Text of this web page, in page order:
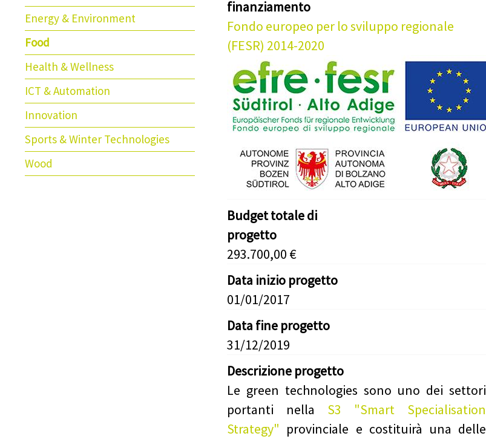
Energy & Environment
Food
Health & Wellness
ICT & Automation
Innovation
Sports & Winter Technologies
Wood
finanziamento
Fondo europeo per lo sviluppo regionale
(FESR) 2014-2020
Budget totale di
progetto
293.700,00 €
Data inizio progetto
01/01/2017
Data fine progetto
31/12/2019
Descrizione progetto
Le green technologies sono uno dei settori
portanti nella S3 "Smart Specialisation
Strategy" provinciale e costituirà una delle